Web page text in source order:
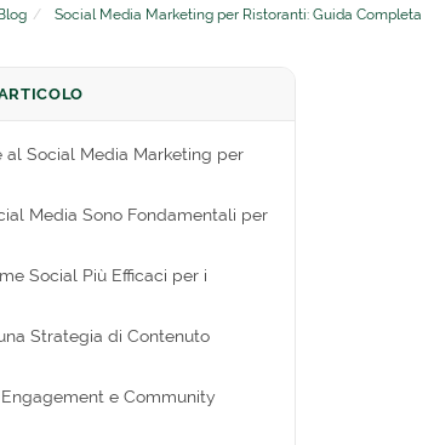
Blog Social Media Marketing per Ristoranti: Guida Completa
al Social Media Marketing per
Media Sono Fondamentali per
Social Più Efficaci per i
Strategia di Contenuto
e Community